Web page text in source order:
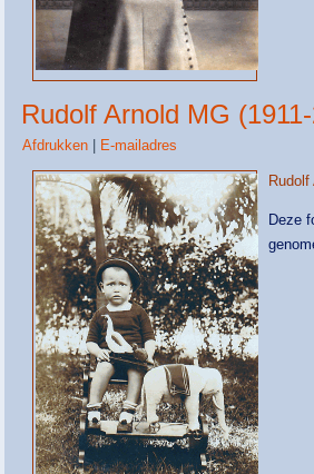
Rudolf Arnold MG
Afdrukken E-mailadres
Deze